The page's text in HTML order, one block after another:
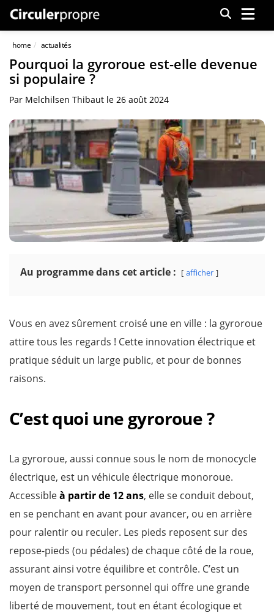
Menu
home actualités
Pourquoi la gyroroue est-elle devenue
si populaire ?
Par Melchilsen Thibaut le 26 août 2024
Au programme dans cet article : afficher
Vous en avez sûrement croisé une en ville : la gyroroue
attire tous les regards ! Cette innovation électrique et
pratique séduit un large public, et pour de bonnes
raisons.
C’est quoi une gyroroue ?
La gyroroue, aussi connue sous le nom de monocycle
électrique, est un véhicule électrique monoroue.
Accessibleà partir de 12 ans, elle se conduit debout,
en se penchant en avant pour avancer, ou en arrière
pour ralentir ou reculer. Les pieds reposent sur des
repose-pieds (ou pédales) de chaque côté de la roue,
assurant ainsi votre équilibre et contrôle. C’est un
moyen de transport personnel qui offre une grande
liberté de mouvement, tout en étant écologique et